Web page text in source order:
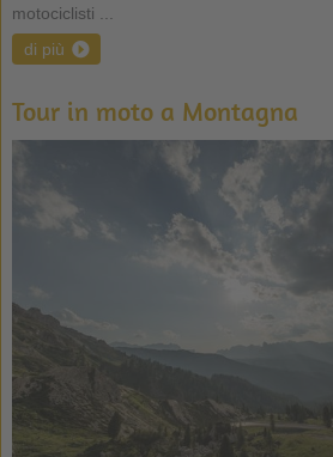
motociclisti ...
di più
Tour in moto a Montagna